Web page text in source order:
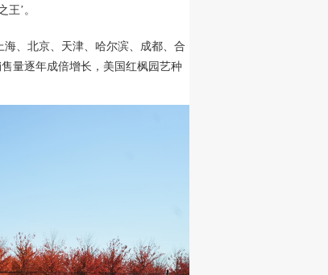
王’。
、北京、天津、哈尔滨、成都、合
量逐年成倍增长，美国红枫园艺种